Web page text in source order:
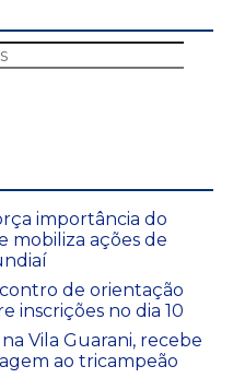
importância do
mobiliza ações de
de orientação
inscrições no dia 10
Vila Guarani, recebe
ao tricampeão